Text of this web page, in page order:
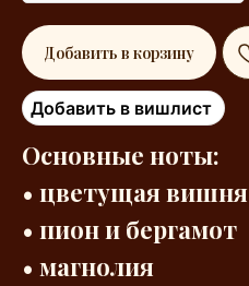
Добавить в корзину
Добавить в вишлист
Основные ноты:
• цветущая вишня
• пион и бергамот
• магнолия